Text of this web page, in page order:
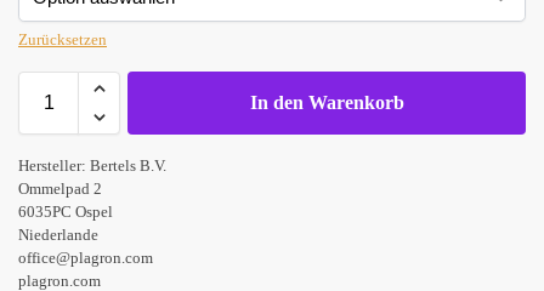
Zurücksetzen
In den Warenkorb
Hersteller: Bertels B.V.
Ommelpad 2
6035PC Ospel
Niederlande
office@plagron.com
plagron.com